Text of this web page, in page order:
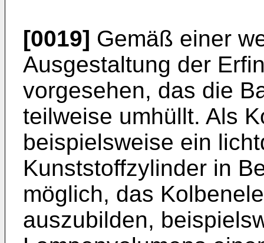
[0019] Gemäß einer
Ausgestaltung der
vorgesehen, das die
teilweise umhüllt. Als
beispielsweise ein
Kunststoffzylinder in
möglich, das
auszubilden,